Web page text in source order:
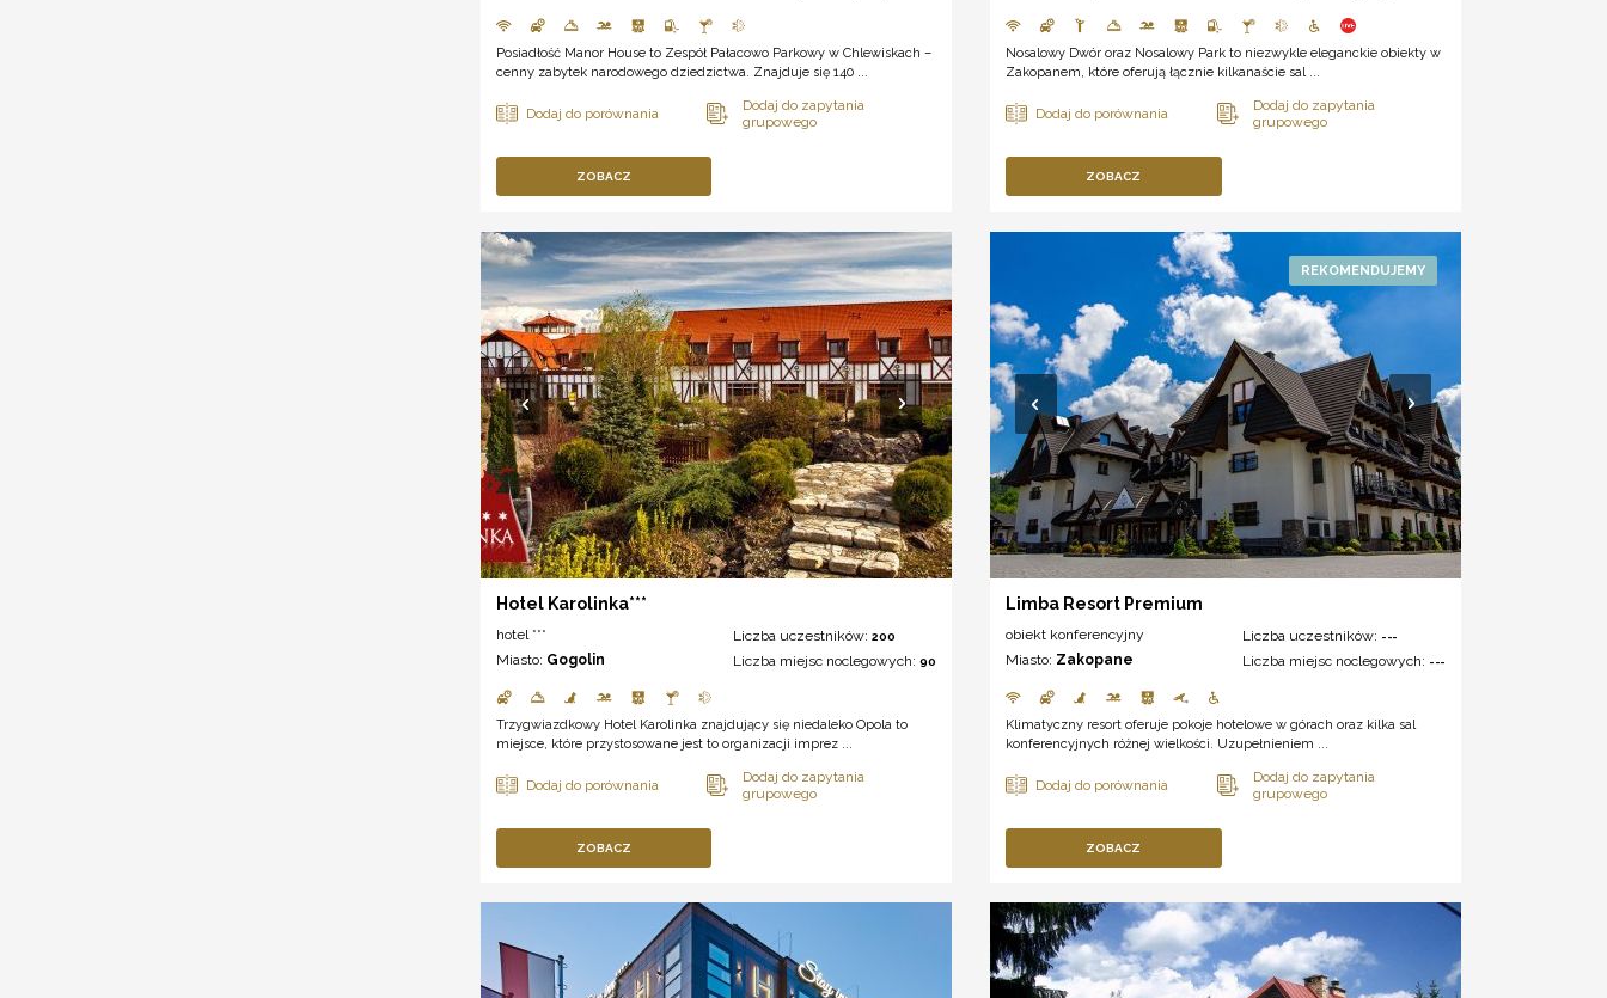
Posiadłość Manor House to Zespół Pałacowo Parkowy w Chlewiskach –
cenny zabytek narodowego dziedzictwa. Znajduje się 140 ...
ZOBACZ
Nosalowy Dwór oraz Nosalowy Park to niezwykle eleganckie obiekty w
Zakopanem, które oferują łącznie kilkanaście sal ...
ZOBACZ
Hotel Karolinka***
hotel ***
Miasto: Gogolin
Liczba uczestników:200
Liczba miejsc noclegowych:90
Trzygwiazdkowy Hotel Karolinka znajdujący się niedaleko Opola to
miejsce, które przystosowane jest to organizacji imprez ...
ZOBACZ
Limba Resort Premium
obiekt konferencyjny
Miasto: Zakopane
Liczba uczestników: ---
Liczba miejsc noclegowych: ---
Klimatyczny resort oferuje pokoje hotelowe w górach oraz kilka sal
konferencyjnych różnej wielkości. Uzupełnieniem ...
ZOBACZ